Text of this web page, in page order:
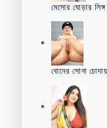
মেসোর ঘোড়ার
বোনের সোনা